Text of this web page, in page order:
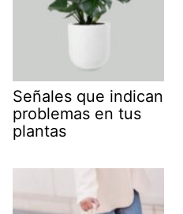
Señales que indican
problemas en tus
plantas